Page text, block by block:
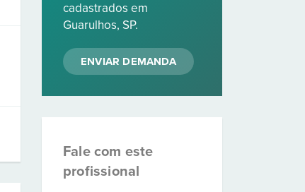
cadastrados em
Guarulhos, SP.
ENVIAR DEMANDA
Fale com este
profissional